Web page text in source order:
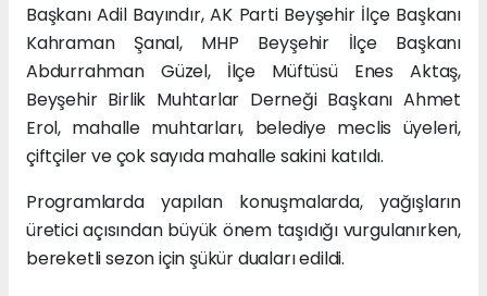
Başkanı Adil Bayındır, AK Parti Beyşehir İlçe Başkanı
Kahraman Şanal, MHP Beyşehir İlçe Başkanı
Abdurrahman Güzel, İlçe Müftüsü Enes Aktaş,
Beyşehir Birlik Muhtarlar Derneği Başkanı Ahmet
Erol, mahalle muhtarları, belediye meclis üyeleri,
çiftçiler ve çok sayıda mahalle sakini katıldı.
Programlarda yapılan konuşmalarda, yağışların
üretici açısından büyük önem taşıdığı vurgulanırken,
bereketli sezon için şükür duaları edildi.